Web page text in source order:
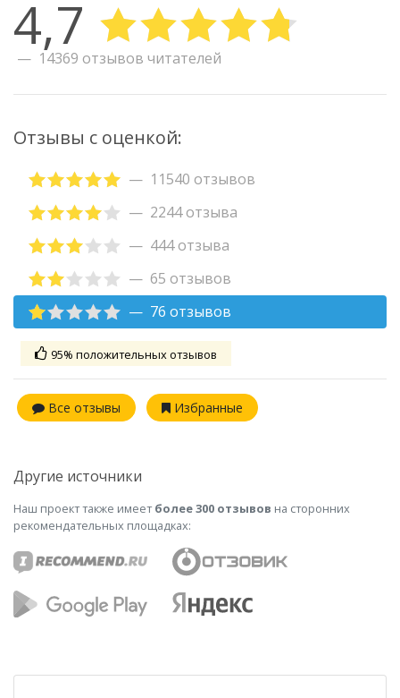
4,7
14369 отзывов читателей
Отзывы с оценкой:
11540 отзывов
2244 отзыва
444 отзыва
65 отзывов
76 отзывов
95% положительных отзывов
Все отзывы Избранные
Другие источники
Наш проект также имеетболее 300 отзывов на сторонних
рекомендательных площадках: